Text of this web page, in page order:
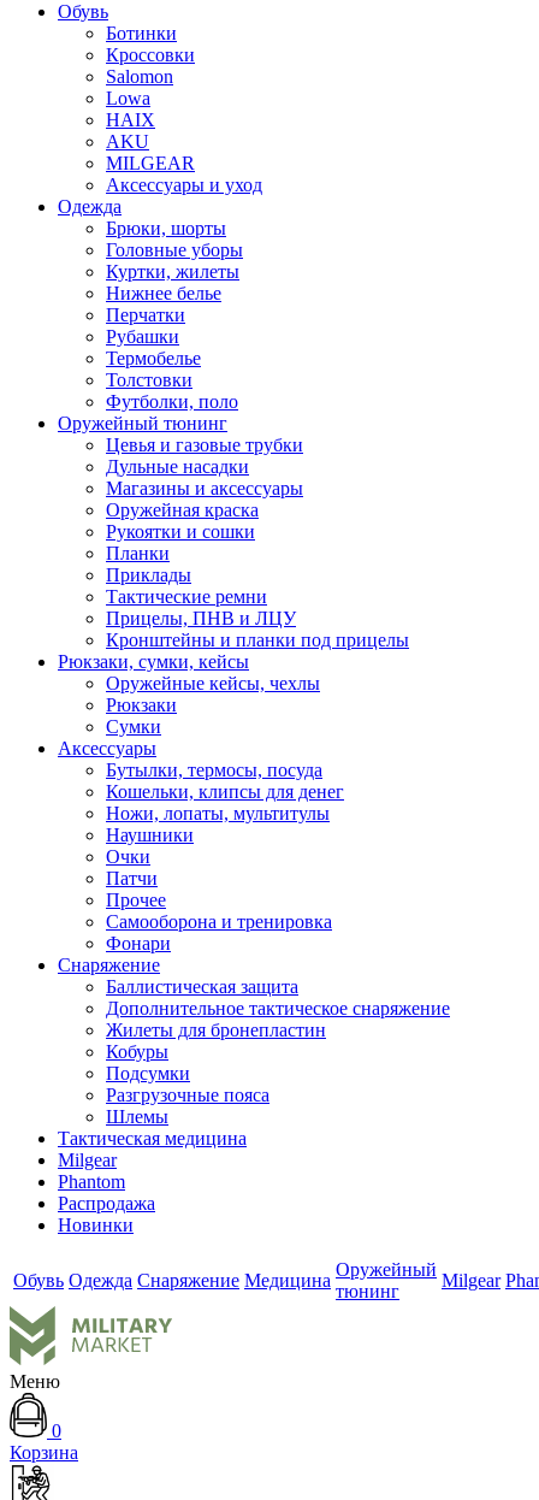
Обувь
Ботинки
Кроссовки
Salomon
Lowa
HAIX
AKU
MILGEAR
Аксессуары и уход
Одежда
Брюки, шорты
Головные уборы
Куртки, жилеты
Нижнее белье
Перчатки
Рубашки
Термобелье
Толстовки
Футболки, поло
Оружейный тюнинг
Цевья и газовые трубки
Дульные насадки
Магазины и аксессуары
Оружейная краска
Рукоятки и сошки
Планки
Приклады
Тактические ремни
Прицелы, ПНВ и ЛЦУ
Кронштейны и планки под прицелы
Рюкзаки, сумки, кейсы
Оружейные кейсы, чехлы
Рюкзаки
Сумки
Аксессуары
Бутылки, термосы, посуда
Кошельки, клипсы для денег
Ножи, лопаты, мультитулы
Наушники
Очки
Патчи
Прочее
Самооборона и тренировка
Фонари
Снаряжение
Баллистическая защита
Дополнительное тактическое снаряжение
Жилеты для бронепластин
Кобуры
Подсумки
Разгрузочные пояса
Шлемы
Тактическая медицина
Milgear
Phantom
Распродажа
Новинки
Обувь Одежда Снаряжение Медицина
Оружейный
тюнинг
Milgear
Меню
0
Корзина